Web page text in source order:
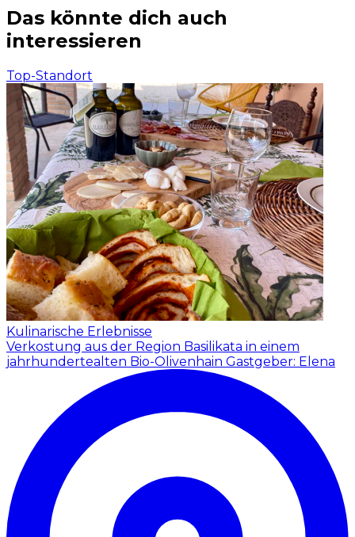
Das könnte dich auch
interessieren
Top-Standort
Kulinarische Erlebnisse
Verkostung aus der Region Basilikata in einem
jahrhundertealten Bio-Olivenhain Gastgeber: Elena